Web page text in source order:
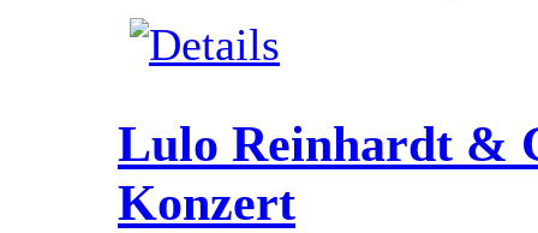
Lulo Reinhardt &
Konzert